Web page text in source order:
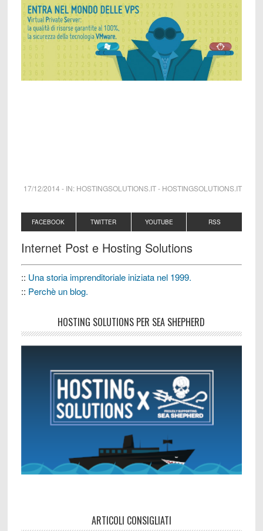
17/12/2014 - IN: HOSTINGSOLUTIONS.IT- HOSTINGSOLUTIONS.IT
FACEBOOK TWITTER YOUTUBE RSS
Internet Post e Hosting Solutions
:: Una storia imprenditoriale iniziata nel 1999.
:: Perchè un blog.
HOSTING SOLUTIONS PER SEA SHEPHERD
ARTICOLI CONSIGLIATI